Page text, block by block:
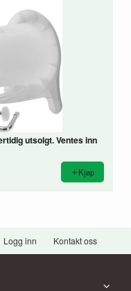
utsolgt. Ventes inn
Kjøp
Logg inn Kontakt oss